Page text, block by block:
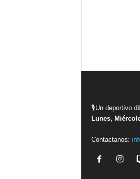
🎙Un deportivo
Lunes,
Contactanos: